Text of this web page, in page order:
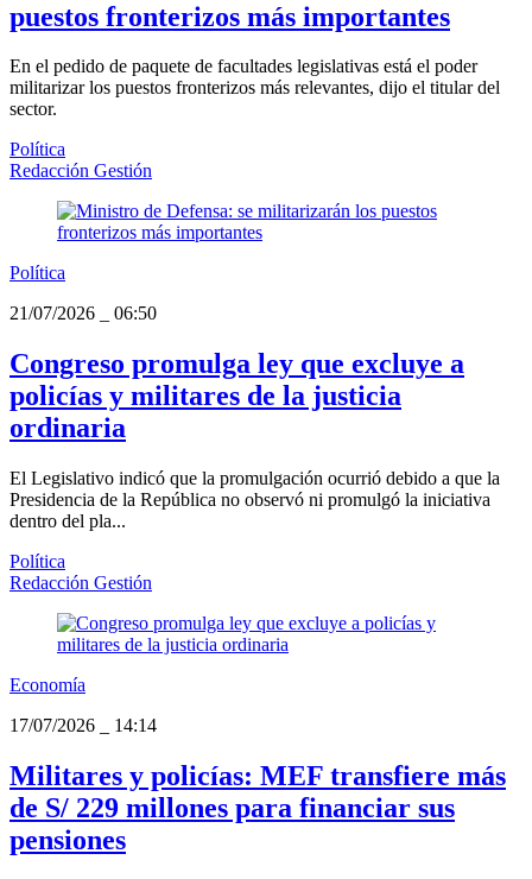
puestos fronterizos más importantes
En el pedido de paquete de facultades legislativas está el poder
militarizar los puestos fronterizos más relevantes, dijo el titular del
sector.
Política
Redacción Gestión
Política
21/07/2026
06:50
Congreso promulga ley que excluye a
policías y militares de la justicia
ordinaria
El Legislativo indicó que la promulgación ocurrió debido a que la
Presidencia de la República no observó ni promulgó la iniciativa
dentro del pla...
Política
Redacción Gestión
Economía
17/07/2026
14:14
Militares y policías: MEF transfiere más
de S/ 229 millones para financiar sus
pensiones